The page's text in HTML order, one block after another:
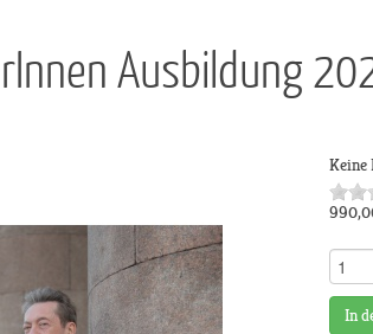
Ausbildung
Keine
In